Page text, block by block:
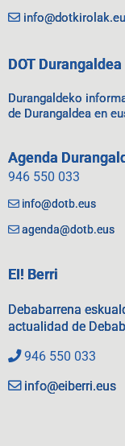
DOT Durangaldea
Durangaldeko
de Durangaldea en
Agenda
946 550 033
info@dotb.eus
agenda@dotb.eus
EI! Berri
Debabarrena
actualidad de
946 550 033
info@eiberri.eus